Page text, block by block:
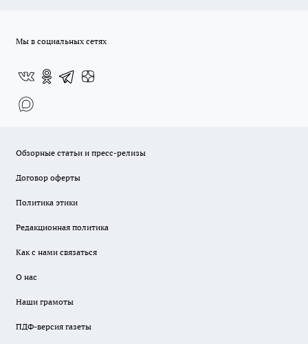
Мы в социальных сетях
Обзорные статьи и пресс-релизы
Договор оферты
Политика этики
Редакционная политика
Как с нами связаться
О нас
Наши грамоты
ПДФ-версия газеты